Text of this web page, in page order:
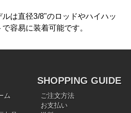
は直径3/8"のロッドやハイハッ
容易に装着可能です。
ム
SHOPPING GUIDE
ご注文方法
お支払い